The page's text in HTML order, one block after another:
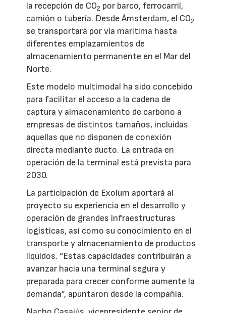
la recepción de CO2 por barco, ferrocarril,
camión o tubería. Desde Ámsterdam, el CO2
se transportará por vía marítima hasta
diferentes emplazamientos de
almacenamiento permanente en el Mar del
Norte.
Este modelo multimodal ha sido concebido
para facilitar el acceso a la cadena de
captura y almacenamiento de carbono a
empresas de distintos tamaños, incluidas
aquellas que no disponen de conexión
directa mediante ducto. La entrada en
operación de la terminal está prevista para
2030.
La participación de Exolum aportará al
proyecto su experiencia en el desarrollo y
operación de grandes infraestructuras
logísticas, así como su conocimiento en el
transporte y almacenamiento de productos
líquidos. “Estas capacidades contribuirán a
avanzar hacia una terminal segura y
preparada para crecer conforme aumente la
demanda”, apuntaron desde la compañía.